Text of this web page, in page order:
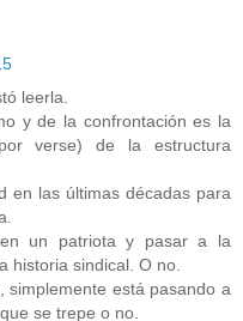
leerla.
y de la confrontación es la
verse) de la estructura
en las últimas décadas para
en un patriota y pasar a la
historia sindical. O no.
simplemente está pasando a
se trepe o no.